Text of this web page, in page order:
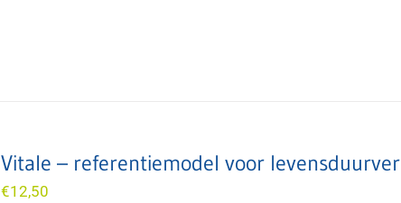
Vitale – referentiemodel voor
€12,50